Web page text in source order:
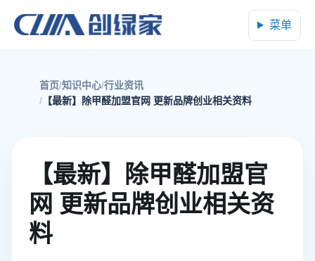
菜单
首页 知识中心 行业资讯
【最新】除甲醛加盟官网 更新品牌创业相关资料
【最新】除甲醛加盟官
网 更新品牌创业相关资
料